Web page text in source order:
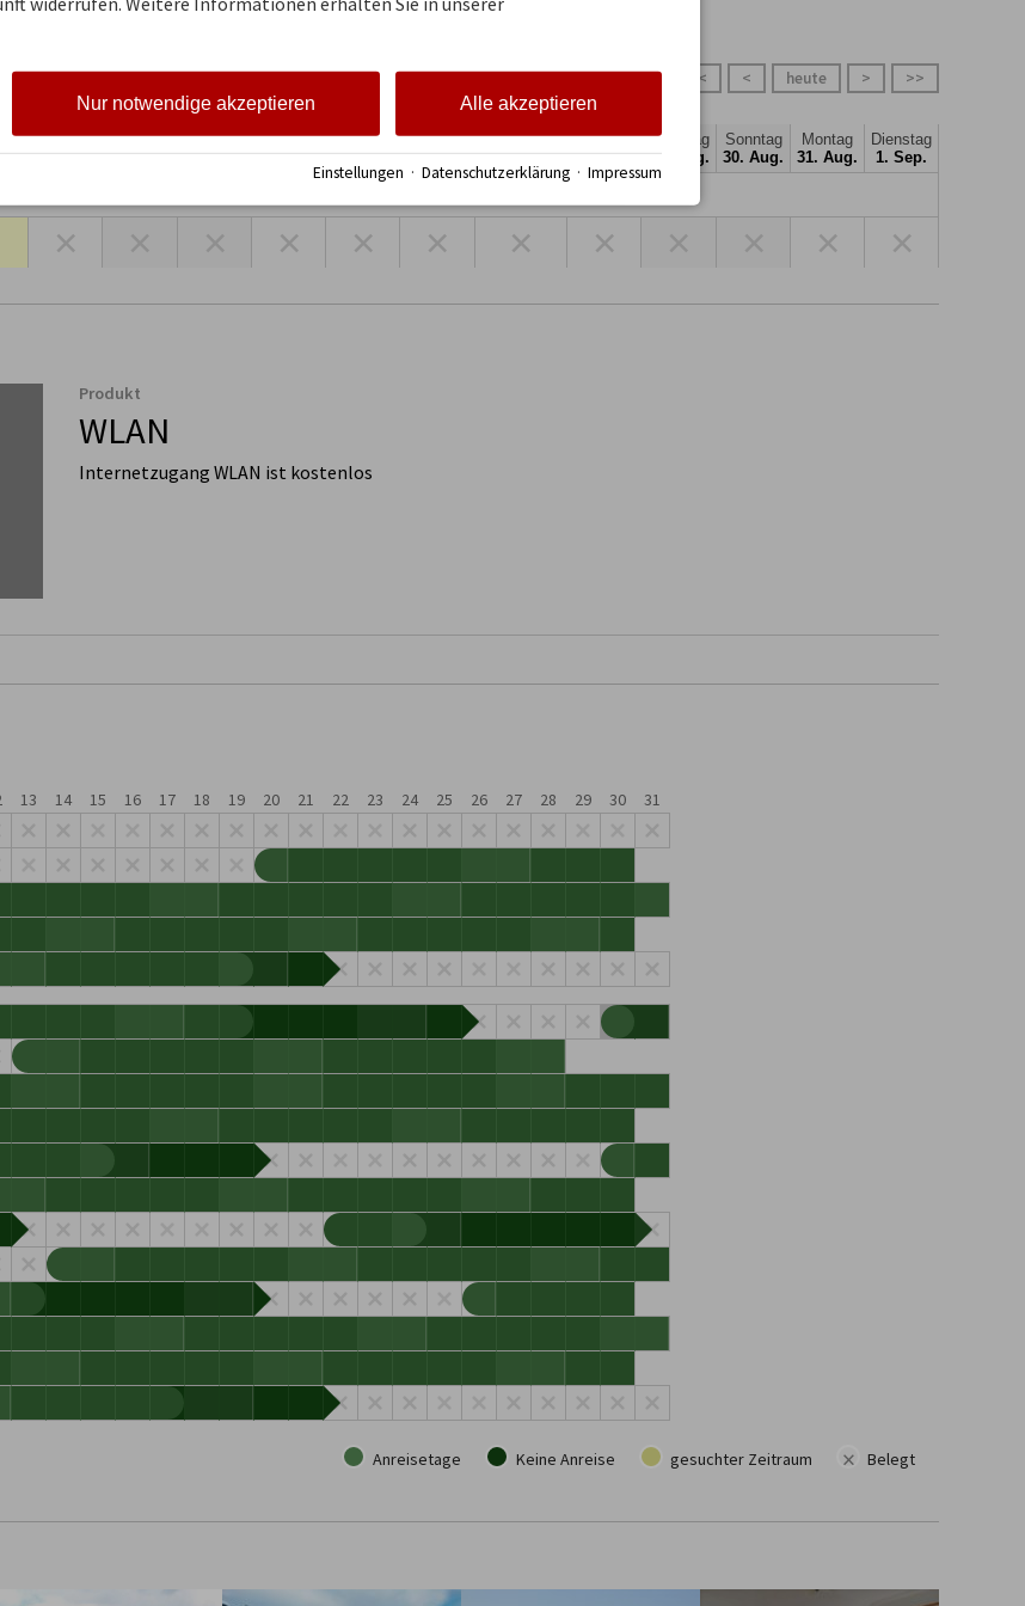
für jeden möglichen Anreisetag
>>
>
heute
<
<<
Freitag
21. Aug.
Samstag
22. Aug.
Sonntag
23. Aug.
Montag
24. Aug.
Dienstag
25. Aug.
Mittwoch
26. Aug.
Donnerstag
27. Aug.
Freitag
28. Aug.
Samstag
29. Aug.
Sonntag
30. Aug.
Montag
31. Aug.
Dienstag
1. Sep.
× × × × × × × ×
Produkt
WLAN
Internetzugang WLAN ist kostenlos
13 14 15 16 17 18 19 20 21 22 23 24 25 26 27 28 29 30
31
Anreisetage Keine Anreise gesuchter Zeitraum × Belegt
Alle akzeptieren
Nur notwendige akzeptieren
Einstellungen · Datenschutzerklärung · Impressum